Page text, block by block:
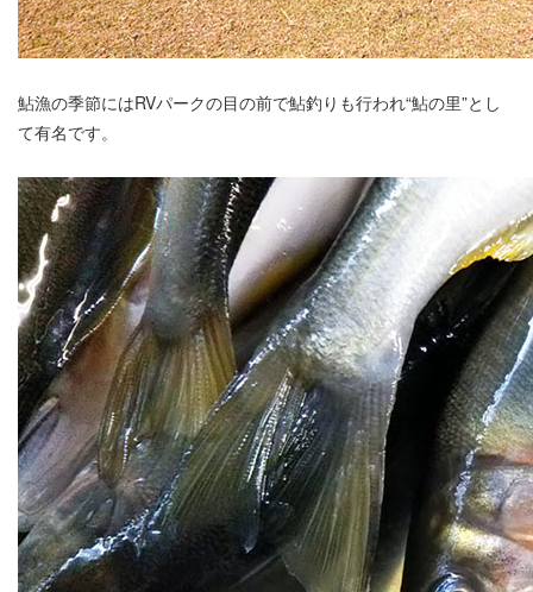
鮎漁の季節にはRVパークの目の前で鮎釣りも行われ“鮎の里”とし
て有名です。